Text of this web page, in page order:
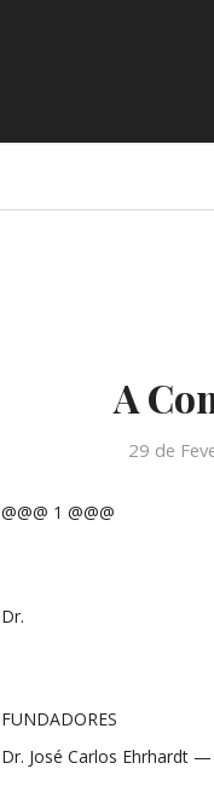
A
29 de
@@@ 1 @@@
Dr.
FUNDADORES
Dr. José Carlos Ehrhardt —